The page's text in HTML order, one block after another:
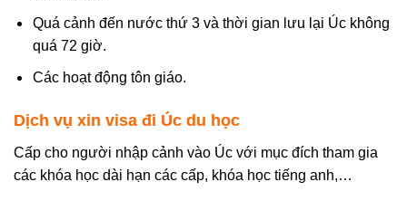
Quá cảnh đến nước thứ 3 và thời gian lưu lại Úc không
quá 72 giờ.
Các hoạt động tôn giáo.
Dịch vụ xin visa đi Úc du học
Cấp cho người nhập cảnh vào Úc với mục đích tham gia
các khóa học dài hạn các cấp, khóa học tiếng anh,…